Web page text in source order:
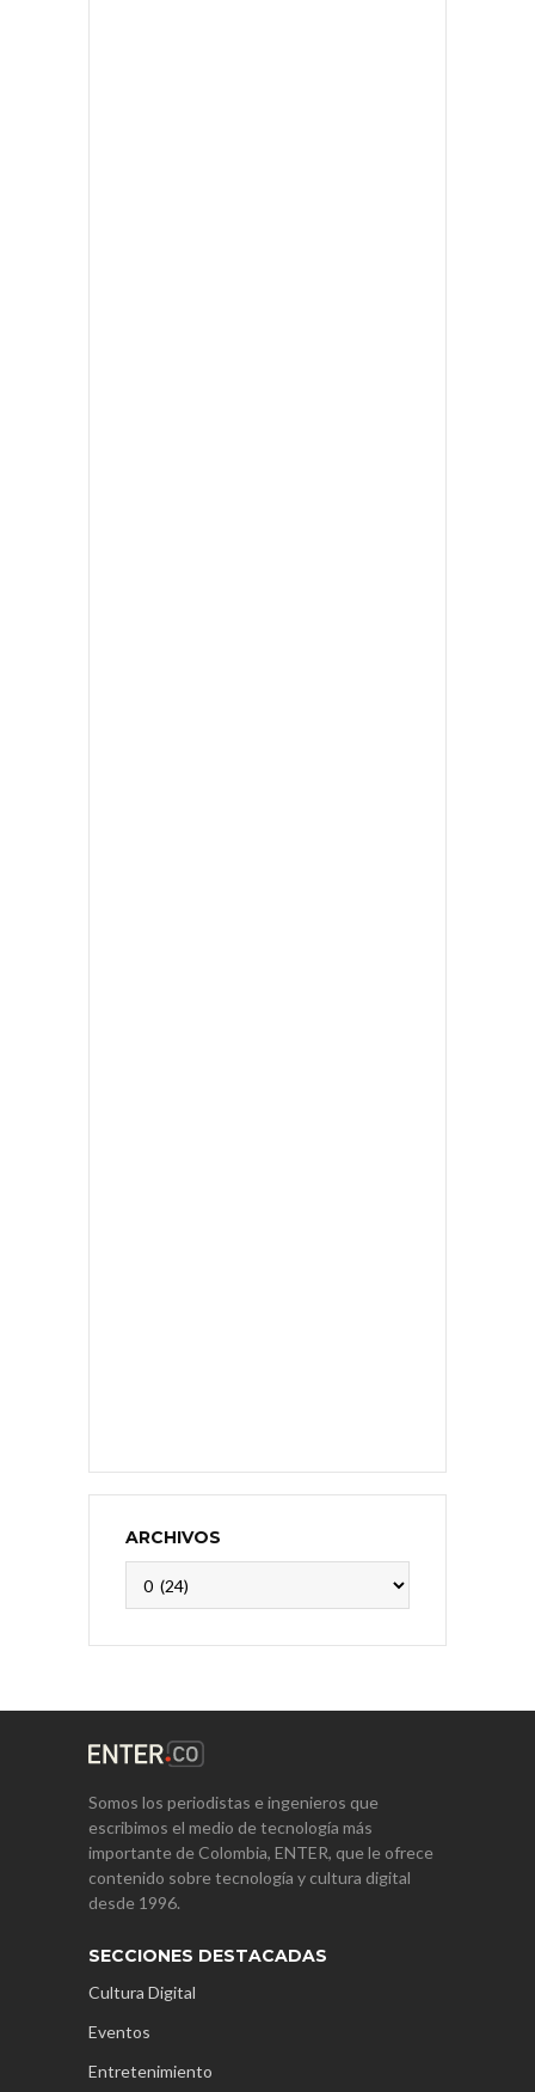
ARCHIVOS
Somos los periodistas e ingenieros que
escribimos el medio de tecnología más
importante de Colombia, ENTER, que le ofrece
contenido sobre tecnología y cultura digital
desde 1996.
SECCIONES DESTACADAS
Cultura Digital
Eventos
Entretenimiento